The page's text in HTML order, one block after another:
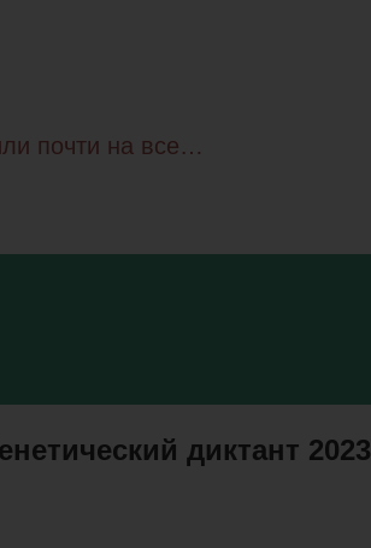
почти на все…
диктант 2023